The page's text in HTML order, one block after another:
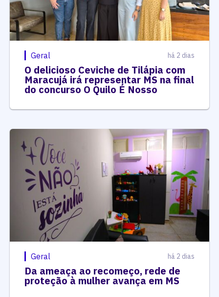
Geral há 2 dias
O delicioso Ceviche de Tilápia com
Maracujá irá representar MS na final
do concurso O Quilo É Nosso
Geral há 2 dias
Da ameaça ao recomeço, rede de
proteção à mulher avança em MS